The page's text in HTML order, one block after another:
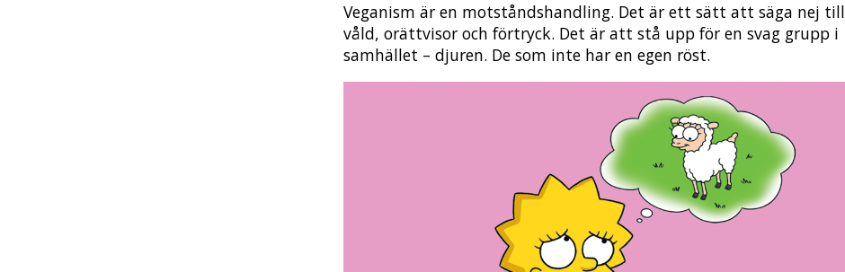
Veganism är en motståndshandling. Det är ett sätt att säga nej till
våld, orättvisor och förtryck. Det är att stå upp för en svag grupp i
samhället – djuren. De som inte har en egen röst.